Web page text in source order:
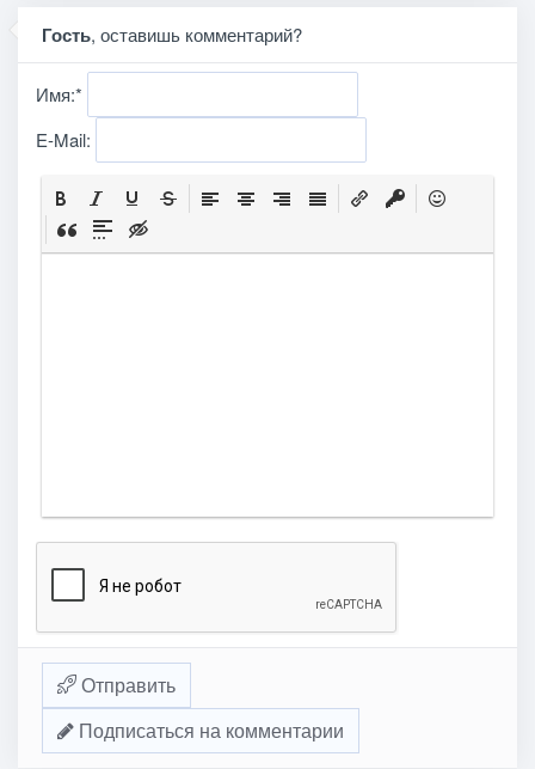
Гость, оставишь комментарий?
Имя:*
E-Mail:
Отправить
Подписаться на комментарии